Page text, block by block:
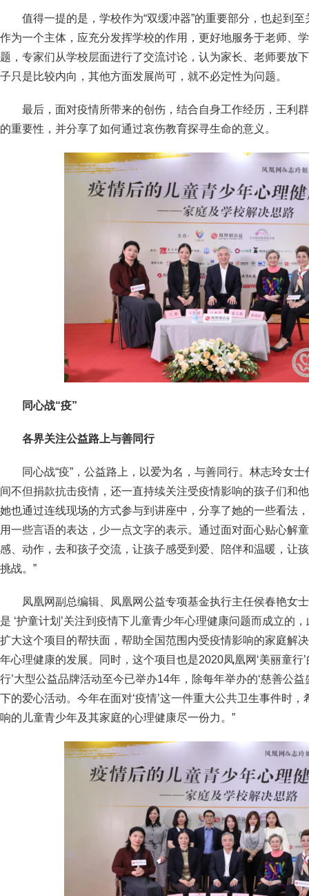
值得一提的是，学校作为“双缓冲器”的重要部分，也起到
作为一个主体，应充分发挥学校的作用，更好地服务于老师、
题，专家们从学校层面进行了交流讨论，认为家长、老师要放
子只是比较内向，其他方面发展尚可，就不必定性为问题。
最后，面对疫情所带来的创伤，结合自身工作经历，王利
的重要性，并分享了如何通过哀伤教育探寻生命的意义。
同心战“疫”
各界关注公益路上与善同行
同心战“疫”，公益路上，以爱为名，与善同行。林志玲女
间不但捐款抗击疫情，还一直持续关注受疫情影响的孩子们和
她也通过连线现场的方式参与到讲座中，分享了她的一些看法
用一些言语的表达，少一点文字的表示。通过面对面心贴心解
感、动作，去和孩子交流，让孩子感受到爱、陪伴和温暖，让
挑战。”
凤凰网副总编辑、凤凰网公益专项基金执行主任侯春艳女
是 ‘护童计划’关注到疫情下儿童青少年心理健康问题而成立的
扩大这个项目的帮扶面，帮助全国范围内受疫情影响的家庭解
年心理健康的发展。同时，这个项目也是2020凤凰网‘美丽童行
行’大型公益品牌活动至今已举办14年，除每年举办的‘慈善公
下的爱心活动。今年在面对‘疫情’这一件重大公共卫生事件时，
响的儿童青少年及其家庭的心理健康尽一份力。”